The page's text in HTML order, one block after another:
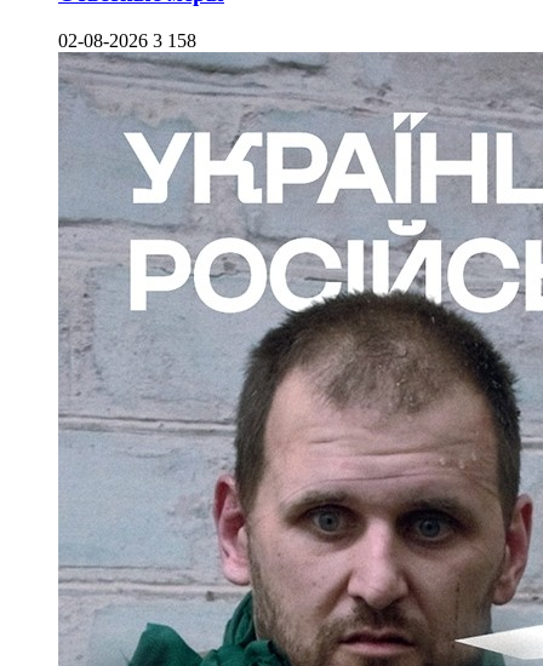
02-08-2026 3 158